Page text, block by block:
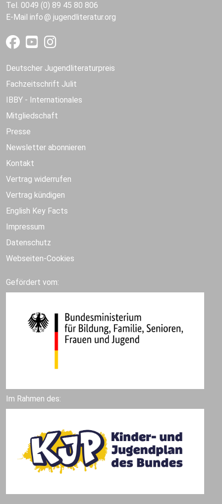
Tel. 0049 (0) 89 45 80 806
E-Mail info jugendliteratur.org
Deutscher Jugendliteraturpreis
Fachzeitschrift Julit
IBBY - Internationales
Mitgliedschaft
Presse
Newsletter abonnieren
Kontakt
Vertrag widerrufen
Vertrag kündigen
English Key Facts
Impressum
Datenschutz
Webseiten-Cookies
Gefördert vom:
Im Rahmen des: